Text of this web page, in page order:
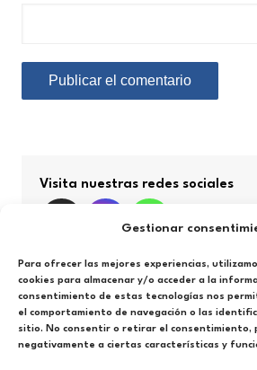
Gestionar
Para ofrecer las mejores experiencias,
cookies para almacenar y/o acceder a la
consentimiento de estas tecnologías nos
el comportamiento de navegación o las
sitio. No consentir o retirar el consentimiento,
negativamente a ciertas características y
Visita nuestras redes sociales
Búsqueda por categorías
Búsqueda